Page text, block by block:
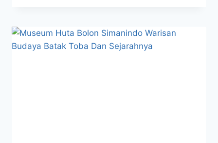
PERKEMBANGANNYA